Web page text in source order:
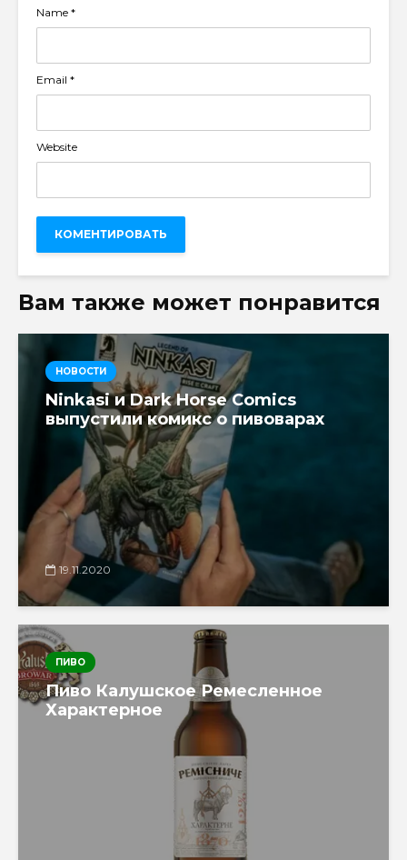
Name *
Email *
Website
Вам также может понравится
НОВОСТИ
Ninkasi и Dark Horse Comics
выпустили комикс о пивоварах
19.11.2020
ПИВО
Пиво Калушское Ремесленное
Характерное